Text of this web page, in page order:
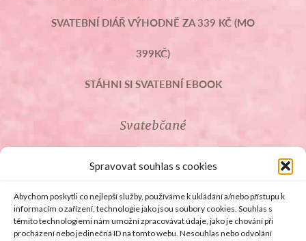
Spravovat souhlas s cookies
Abychom poskytli co nejlepší služby, používáme k ukládání a/nebo přístupu k
informacím o zařízení, technologie jako jsou soubory cookies. Souhlas s
těmito technologiemi nám umožní zpracovávat údaje, jako je chování při
procházení nebo jedinečná ID na tomto webu. Nesouhlas nebo odvolání
SVATEBNÍ DIÁŘ VÝHODNĚ ZA 339 KČ (MO
399KČ)
STÁHNI SI SVATEBNÍ EBOOK
Svatebčané
ROZCESTNÍK PRO SVATEBČANY
SVATEBNÍ PROSLOVY
SVATEBNÍ DARY